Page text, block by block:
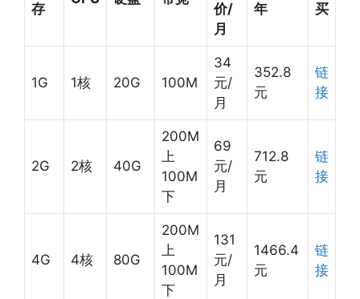
存
价/
月
年
买
1G 1核 20G 100M
34
元/
月
352.8
元
链
接
2G 2核 40G
200M
上
100M
下
69
元/
月
712.8
元
链
接
4G 4核 80G
200M
上
100M
下
131
元/
月
1466.4
元
链
接